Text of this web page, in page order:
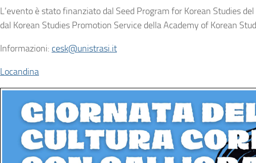
L’evento è stato finanziato dal Seed Program for Korean Studies
dal Korean Studies Promotion Service della Academy of Korean
Informazioni: cesk@unistrasi.it
Locandina